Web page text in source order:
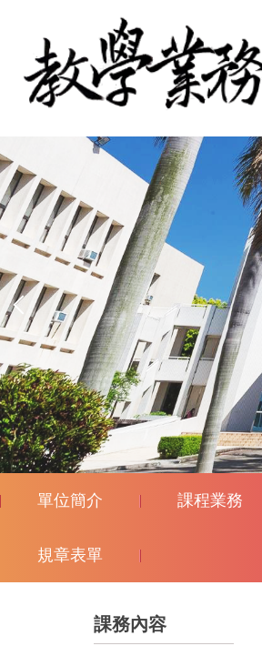
單位簡介 課程業務
規章表單
課務內容